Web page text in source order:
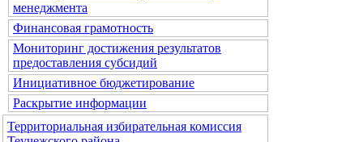
менеджмента
Финансовая грамотность
Мониторинг достижения результатов
предоставления субсидий
Инициативное бюджетирование
Раскрытие информации
Территориальная избирательная комиссия